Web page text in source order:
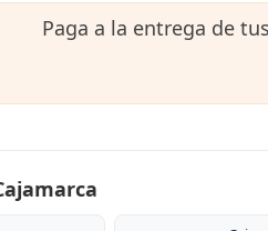
Paga a la entrega de